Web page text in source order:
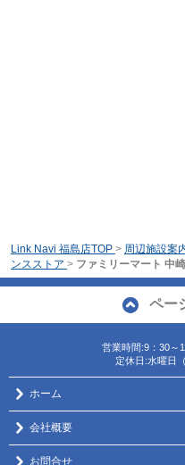
Link Navi 福島店TOP > 周辺施設案
ンスストア > ファミリーマート 中
ペー
営業時間:9：30～
定休日:水曜日
ホーム
会社概要
お問合せ